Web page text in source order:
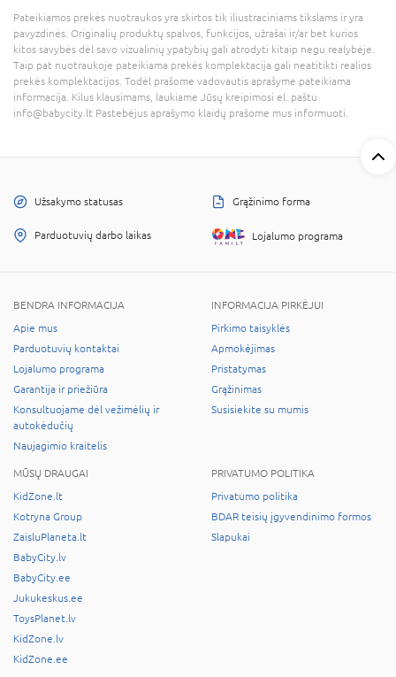
Pateikiamos prekės nuotraukos yra skirtos tik iliustraciniams tikslams ir yra
pavyzdinės. Originalių produktų spalvos, funkcijos, užrašai ir/ar bet kurios
kitos savybės dėl savo vizualinių ypatybių gali atrodyti kitaip negu realybėje.
Taip pat nuotraukoje pateikiama prekės komplektacija gali neatitikti realios
prekės komplektacijos. Todėl prašome vadovautis aprašyme pateikiama
informacija. Kilus klausimams, laukiame Jūsų kreipimosi el. paštu
info@babycity.lt Pastebėjus aprašymo klaidų prašome mus informuoti.
Užsakymo statusas Grąžinimo forma
Parduotuvių darbo laikas Lojalumo programa
BENDRA INFORMACIJA
Apie mus
Parduotuvių kontaktai
Lojalumo programa
Garantija ir priežiūra
Konsultuojame dėl vežimėlių ir
autokėdučių
Naujagimio kraitelis
INFORMACIJA PIRKĖJUI
Pirkimo taisyklės
Apmokėjimas
Pristatymas
Grąžinimas
Susisiekite su mumis
MŪSŲ DRAUGAI
KidZone.lt
Kotryna Group
ZaisluPlaneta.lt
BabyCity.lv
BabyCity.ee
Jukukeskus.ee
ToysPlanet.lv
KidZone.lv
KidZone.ee
PRIVATUMO POLITIKA
Privatumo politika
BDAR teisių įgyvendinimo formos
Slapukai